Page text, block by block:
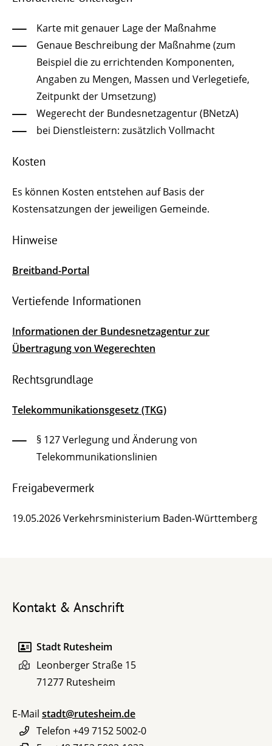
Karte mit genauer Lage der Maßnahme
Genaue Beschreibung der Maßnahme (zum
Beispiel die zu errichtenden Komponenten,
Angaben zu Mengen, Massen und Verlegetiefe,
Zeitpunkt der Umsetzung)
Wegerecht der Bundesnetzagentur (BNetzA)
bei Dienstleistern: zusätzlich Vollmacht
Kosten
Es können Kosten entstehen auf Basis der
Kostensatzungen der jeweiligen Gemeinde.
Hinweise
Breitband-Portal
Vertiefende Informationen
Informationen der Bundesnetzagentur zur
Übertragung von Wegerechten
Rechtsgrundlage
Telekommunikationsgesetz (TKG)
§ 127 Verlegung und Änderung von
Telekommunikationslinien
Freigabevermerk
19.05.2026 Verkehrsministerium Baden-Württemberg
Kontakt & Anschrift
Stadt Rutesheim
Leonberger Straße 15
71277 Rutesheim
E-Mail stadt@rutesheim.de
Telefon +49 7152 5002-0